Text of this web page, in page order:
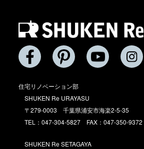
住宅リノベーション部
SHUKEN Re URAYASU
〒279-0003 千葉県浦安市海楽2-5-35
TEL：047-304-5827 FAX：047-350-9372
SHUKEN Re SETAGAYA